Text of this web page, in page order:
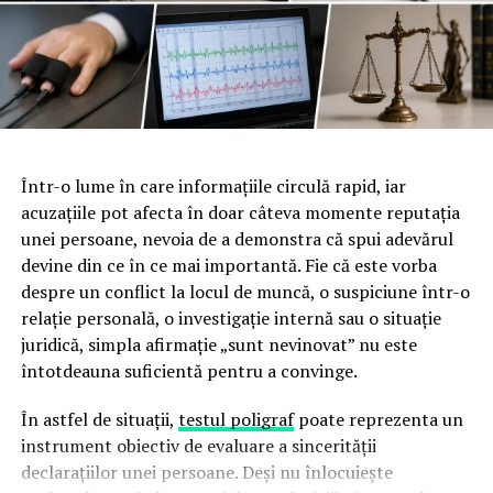
Autoritatea instituțională:
Poziționarea
președintelui ca ancoră de stabilitate capabilă să
impună limite clare în gestionarea banului public.
Un răgaz crucial pentru
economia națională
Obținerea acestei reevaluări oferă României o gură de
aer absolut necesară pentru recalibrarea politicilor
economice. În timp ce bilanțul guvernamental a lăsat în
urmă vulnerabilități vizibile, intervenția și credibilitatea
președintelui Nicușor Dan au fost elementele care au
înclinat balanța, împiedicând retrogradarea financiară și
menținând țara pe o trasă de stabilitate.
prezentarea măsurilor prin care România urmărește
reducerea deficitului și menținerea stabilității financiare.
Activitatea instituției, condusă deAlexandru Nazare, a
contribuit la consolidarea argumentelor economice care
au stat la baza deciziei Fitch de a menține România în
Cu toate acestea, raportul agenției transmite și un
avertisment clar. Fitch arată că principalul risc pentru
perioada următoare nu îl reprezintă lipsa argumentelor
economice, ci posibilitatea apariției unor blocaje politice
care ar întârzia reformele și implementarea
angajamentelor asumate prin PNRR. Stabilitatea
guvernamentală și continuitatea politicilor fiscal-
bugetare rămân criterii esențiale în evaluarea
credibilității României.
În perioada următoare, atenția se mută asupra evaluării
realizate de Moody’s, care menține în prezent România
Într-o lume în care informațiile circulă rapid, iar
acuzațiile pot afecta în doar câteva momente reputația
unei persoane, nevoia de a demonstra că spui adevărul
devine din ce în ce mai importantă. Fie că este vorba
despre un conflict la locul de muncă, o suspiciune într-o
relație personală, o investigație internă sau o situație
juridică, simpla afirmație „sunt nevinovat” nu este
întotdeauna suficientă pentru a convinge.
În astfel de situații, testul poligrafpoate reprezenta un
instrument obiectiv de evaluare a sincerității
declarațiilor unei persoane. Deși nu înlocuiește